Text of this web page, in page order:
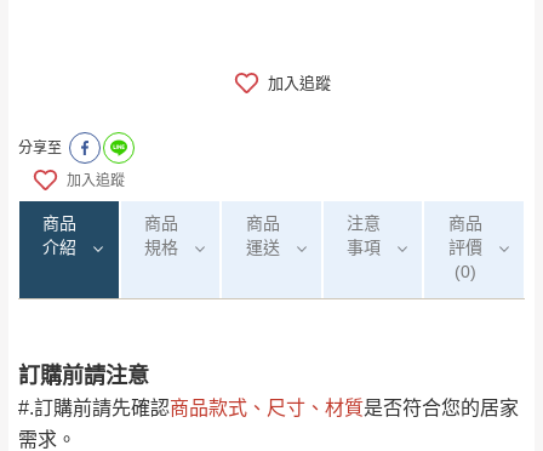
加入追蹤
分享至
加入追蹤
商品
介紹
商品
規格
商品
運送
注意
事項
商品
評價
(0)
訂購前請注意
#.訂購前請先確認商品款式、尺寸、材質是否符合您的居家
需求。
運 費 說 明
注意事項：
由於品項繁多，網頁無法及時更新，如有需
0/5 (0)筆